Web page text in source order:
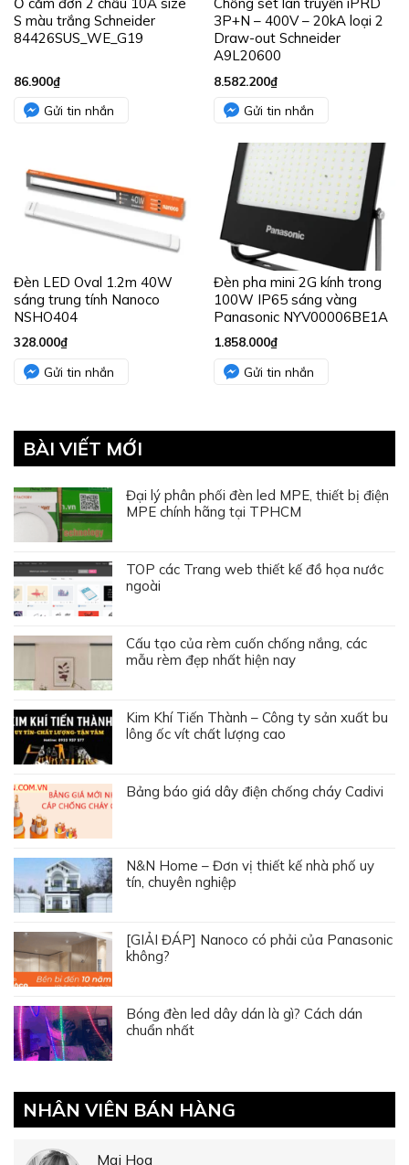
Ổ cắm đơn 2 chấu 10A size
S màu trắng Schneider
84426SUS_WE_G19
86.900₫
Gửi tin nhắn
Chống sét lan truyền iPRD
3P+N – 400V – 20kA loại 2
Draw-out Schneider
A9L20600
8.582.200₫
Gửi tin nhắn
Đèn LED Oval 1.2m 40W
sáng trung tính Nanoco
NSHO404
328.000₫
Gửi tin nhắn
Đèn pha mini 2G kính trong
100W IP65 sáng vàng
Panasonic NYV00006BE1A
1.858.000₫
Gửi tin nhắn
BÀI VIẾT MỚI
Đại lý phân phối đèn led MPE, thiết bị điện
MPE chính hãng tại TPHCM
TOP các Trang web thiết kế đồ họa nước
ngoài
Cấu tạo của rèm cuốn chống nắng, các
mẫu rèm đẹp nhất hiện nay
Kim Khí Tiến Thành – Công ty sản xuất bu
lông ốc vít chất lượng cao
Bảng báo giá dây điện chống cháy Cadivi
N&N Home – Đơn vị thiết kế nhà phố uy
tín, chuyên nghiệp
[GIẢI ĐÁP] Nanoco có phải của Panasonic
không?
Bóng đèn led dây dán là gì? Cách dán
chuẩn nhất
NHÂN VIÊN BÁN HÀNG
Mai Hoa